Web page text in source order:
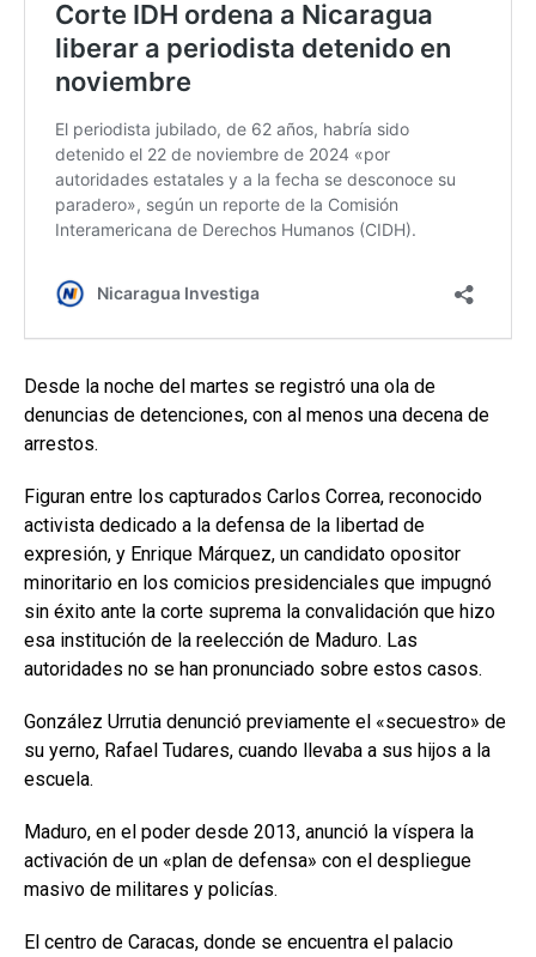
Desde la noche del martes se registró una ola de
denuncias de detenciones, con al menos una decena de
arrestos.
Figuran entre los capturados Carlos Correa, reconocido
activista dedicado a la defensa de la libertad de
expresión, y Enrique Márquez, un candidato opositor
minoritario en los comicios presidenciales que impugnó
sin éxito ante la corte suprema la convalidación que hizo
esa institución de la reelección de Maduro. Las
autoridades no se han pronunciado sobre estos casos.
González Urrutia denunció previamente el «secuestro» de
su yerno, Rafael Tudares, cuando llevaba a sus hijos a la
escuela.
Maduro, en el poder desde 2013, anunció la víspera la
activación de un «plan de defensa» con el despliegue
masivo de militares y policías.
El centro de Caracas, donde se encuentra el palacio